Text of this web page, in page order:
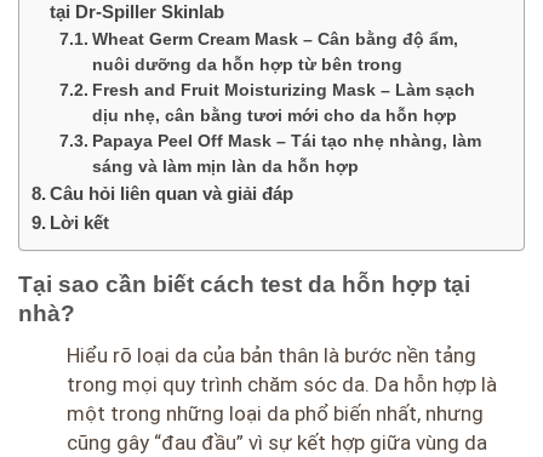
tại Dr-Spiller Skinlab
Wheat Germ Cream Mask – Cân bằng độ ẩm,
nuôi dưỡng da hỗn hợp từ bên trong
Fresh and Fruit Moisturizing Mask – Làm sạch
dịu nhẹ, cân bằng tươi mới cho da hỗn hợp
Papaya Peel Off Mask – Tái tạo nhẹ nhàng, làm
sáng và làm mịn làn da hỗn hợp
Câu hỏi liên quan và giải đáp
Lời kết
Tại sao cần biết cách test da hỗn hợp tại
nhà?
Hiểu rõ loại da của bản thân là bước nền tảng
trong mọi quy trình chăm sóc da. Da hỗn hợp là
một trong những loại da phổ biến nhất, nhưng
cũng gây “đau đầu” vì sự kết hợp giữa vùng da